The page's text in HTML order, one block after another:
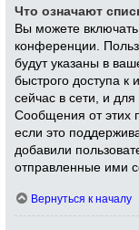
Что означают
Вы можете включать
конференции.
будут указаны в
быстрого доступа
сейчас в сети, и
Сообщения от этих
если это
добавили
отправленные ими
Вернуться к началу